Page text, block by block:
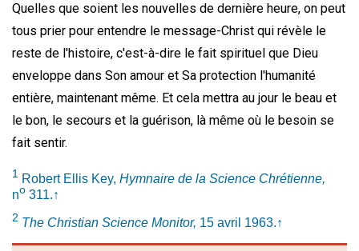
Quelles que soient les nouvelles de dernière heure, on peut
tous prier pour entendre le message-Christ qui révèle le
reste de l'histoire, c'est-à-dire le fait spirituel que Dieu
enveloppe dans Son amour et Sa protection l'humanité
entière, maintenant même. Et cela mettra au jour le beau et
le bon, le secours et la guérison, là même où le besoin se
fait sentir.
1 Robert Ellis Key, Hymnaire de la Science Chrétienne,
no 311.↑
2 The Christian Science Monitor, 15 avril 1963.↑